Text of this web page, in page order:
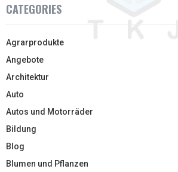
CATEGORIES
Agrarprodukte
Angebote
Architektur
Auto
Autos und Motorräder
Bildung
Blog
Blumen und Pflanzen